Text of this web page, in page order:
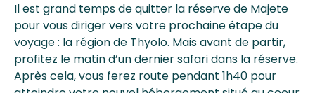
Il est grand temps de quitter la réserve de Majete
pour vous diriger vers votre prochaine étape du
voyage : la région de Thyolo. Mais avant de partir,
profitez le matin d’un dernier safari dans la réserve.
Après cela, vous ferez route pendant 1h40 pour